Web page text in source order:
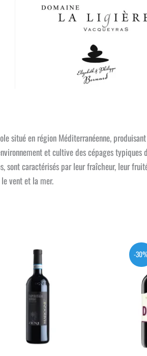
situé en région Méditerranéenne,
et cultive des cépages
sont caractérisés par leur fraîcheur, leur
vent et la mer.
-